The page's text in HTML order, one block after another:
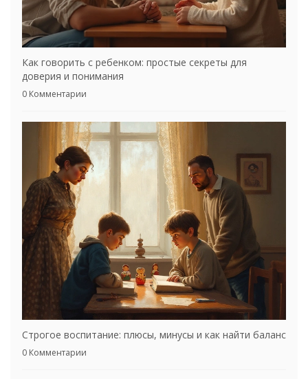
Как говорить с ребенком: простые секреты для
доверия и понимания
0 Комментарии
Строгое воспитание: плюсы, минусы и как найти баланс
0 Комментарии